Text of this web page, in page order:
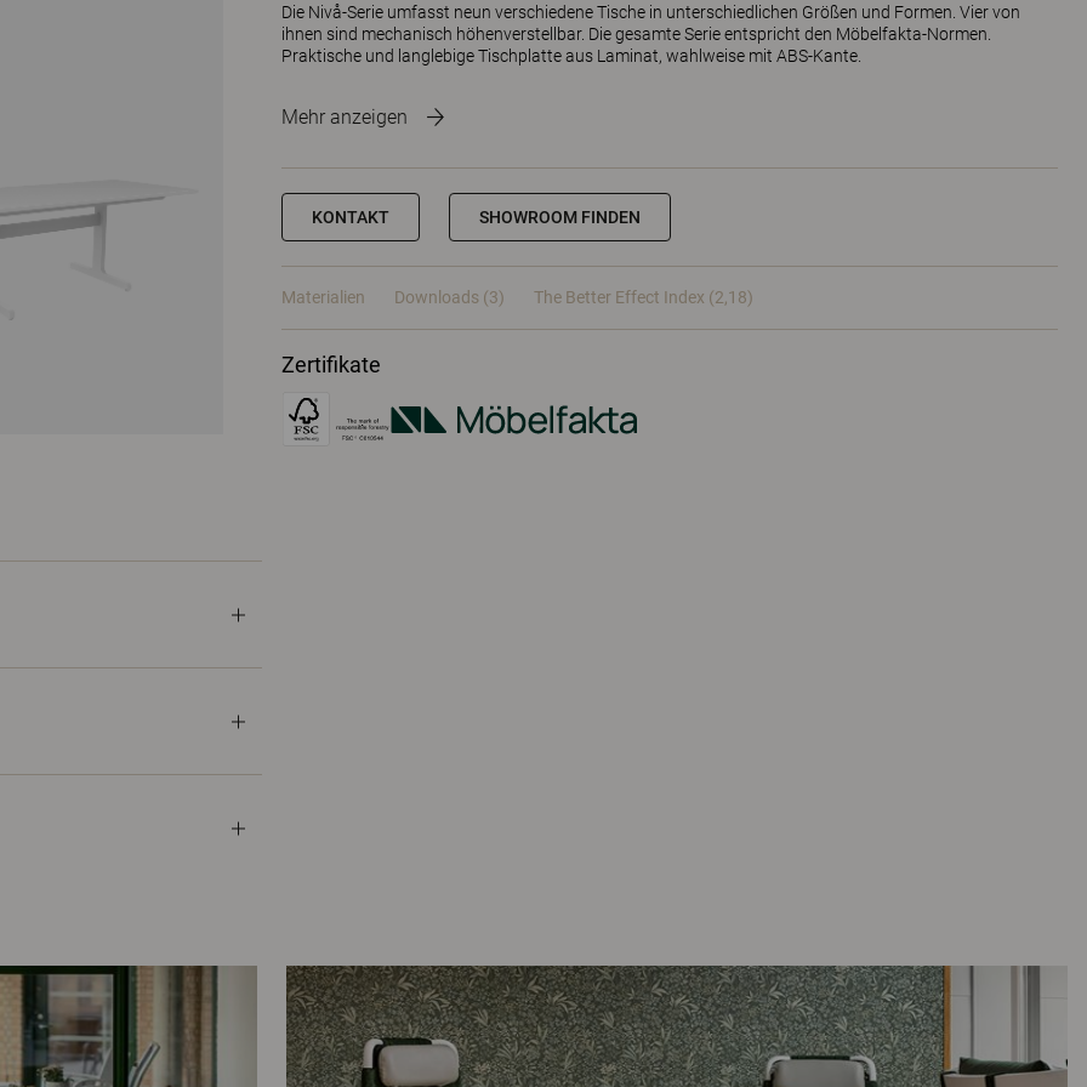
Die Nivå-Serie umfasst neun verschiedene Tische in unterschiedlichen Größen und Formen. Vier von
ihnen sind mechanisch höhenverstellbar. Die gesamte Serie entspricht den Möbelfakta-Normen.
Praktische und langlebige Tischplatte aus Laminat, wahlweise mit ABS-Kante.
Mehr anzeigen
KONTAKT SHOWROOM FINDEN
Materialien Downloads (3) The Better Effect Index (2,18)
Zertifikate